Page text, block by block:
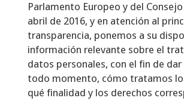
Parlamento Europeo y del
abril de 2016, y en atención al
transparencia, ponemos a su
información relevante sobre el
datos personales, con el fin de dar
todo momento, cómo tratamos
qué finalidad y los derechos